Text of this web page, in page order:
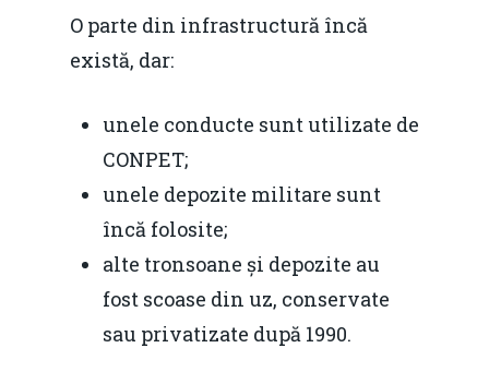
O parte din infrastructură încă
există, dar:
unele conducte sunt utilizate de
CONPET;
unele depozite militare sunt
încă folosite;
alte tronsoane și depozite au
fost scoase din uz, conservate
sau privatizate după 1990.
predictibilitate,
Soluții de
Rolul băncilor în
Redresare vs.
Fiscalitate pentru o
Politici Europene în
predictibilitate,
Burse pentru
Contact